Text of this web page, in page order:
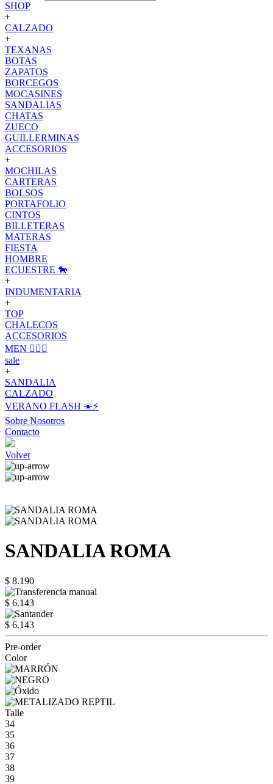
SHOP
+
CALZADO
+
TEXANAS
BOTAS
ZAPATOS
BORCEGOS
MOCASINES
SANDALIAS
CHATAS
ZUECO
GUILLERMINAS
ACCESORIOS
+
MOCHILAS
CARTERAS
BOLSOS
PORTAFOLIO
CINTOS
BILLETERAS
MATERAS
FIESTA
HOMBRE
ECUESTRE 🐎
+
INDUMENTARIA
+
TOP
CHALECOS
ACCESORIOS
MEN 🙋🏽‍♂️
sale
+
SANDALIA
CALZADO
VERANO FLASH ☀️⚡️
Sobre Nosotros
Contacto
Volver
SANDALIA ROMA
$ 8.190
$ 6.143
$ 6.143
Pre-order
Color
Talle
34
35
36
37
38
39